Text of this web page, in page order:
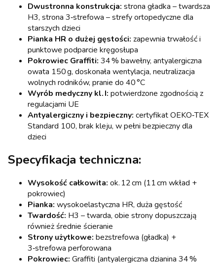
Dwustronna konstrukcja: strona gładka – twardsza
H3, strona 3‑strefowa – strefy ortopedyczne dla
starszych dzieci
Pianka HR o dużej gęstości: zapewnia trwałość i
punktowe podparcie kręgosłupa
Pokrowiec Graffiti: 34 % bawełny, antyalergiczna
owata 150 g, doskonała wentylacja, neutralizacja
wolnych rodników, pranie do 40 °C
Wyrób medyczny kl. I: potwierdzone zgodnością z
regulacjami UE
Antyalergiczny i bezpieczny: certyfikat OEKO‑TEX
Standard 100, brak kleju, w pełni bezpieczny dla
dzieci
Specyfikacja techniczna:
Wysokość całkowita: ok. 12 cm (11 cm wkład +
pokrowiec)
Pianka: wysokoelastyczna HR, duża gęstość
Twardość: H3 – twarda, obie strony dopuszczają
również średnie ścieranie
Strony użytkowe: bezstrefowa (gładka) +
3‑strefowa perforowana
Pokrowiec: Graffiti (antyalergiczna dzianina 34 %